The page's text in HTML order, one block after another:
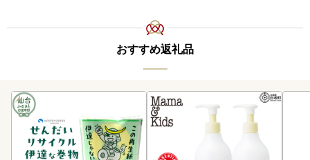
おすすめ返礼品